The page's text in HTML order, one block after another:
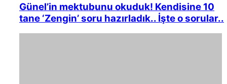
Günel’in mektubunu okuduk! Kendisine 10
tane ‘Zengin’ soru hazırladık.. İşte o sorular..